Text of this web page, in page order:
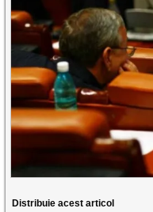
Distribuie acest articol